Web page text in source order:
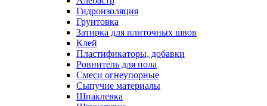
Гидроизоляция
Грунтовка
Затирка для плиточных швов
Клей
Пластификаторы, добавки
Ровнитель для пола
Смеси огнеупорные
Сыпучие материалы
Шпаклевка